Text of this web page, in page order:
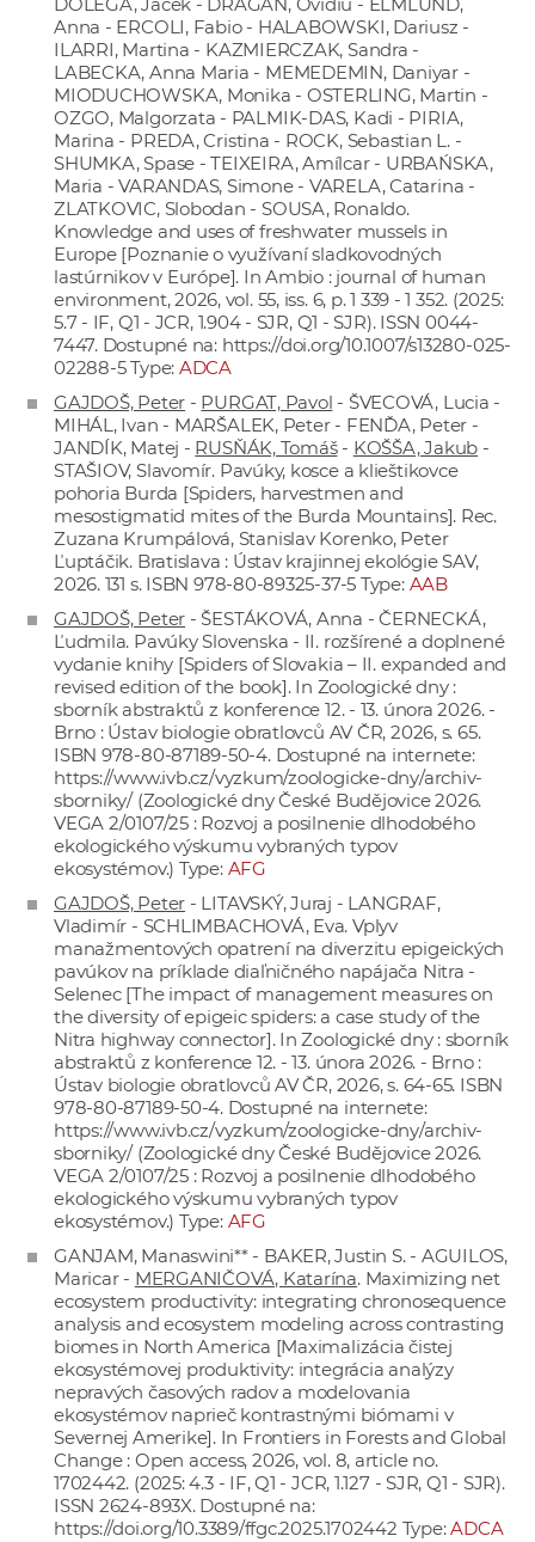
Anna - ERCOLI, Fabio - HALABOWSKI, Dariusz -
ILARRI, Martina - KAZMIERCZAK, Sandra -
LABECKA, Anna Maria - MEMEDEMIN, Daniyar -
MIODUCHOWSKA, Monika - OSTERLING, Martin -
OZGO, Malgorzata - PALMIK-DAS, Kadi - PIRIA,
Marina - PREDA, Cristina - ROCK, Sebastian L. -
SHUMKA, Spase - TEIXEIRA, Amílcar - URBAŃSKA,
Maria - VARANDAS, Simone - VARELA, Catarina -
ZLATKOVIC, Slobodan - SOUSA, Ronaldo.
Knowledge and uses of freshwater mussels in
Europe [Poznanie o využívaní sladkovodných
lastúrnikov v Európe]. In Ambio : journal of human
environment, 2026, vol. 55, iss. 6, p. 1 339 - 1 352. (2025:
5.7 - IF, Q1 - JCR, 1.904 - SJR, Q1 - SJR). ISSN 0044-
7447. Dostupné na: https://doi.org/10.1007/s13280-025-
02288-5Type: ADCA
GAJDOŠ, Peter - PURGAT, Pavol - ŠVECOVÁ, Lucia -
MIHÁL, Ivan - MARŠALEK, Peter - FENĎA, Peter -
JANDÍK, Matej - RUSŇÁK, Tomáš- KOŠŠA, Jakub -
STAŠIOV, Slavomír. Pavúky, kosce a klieštikovce
pohoria Burda [Spiders, harvestmen and
mesostigmatid mites of the Burda Mountains]. Rec.
Zuzana Krumpálová, Stanislav Korenko, Peter
Ľuptáčik. Bratislava : Ústav krajinnej ekológie SAV,
2026. 131 s. ISBN 978-80-89325-37-5 Type: AAB
GAJDOŠ, Peter - ŠESTÁKOVÁ, Anna - ČERNECKÁ,
Ľudmila. Pavúky Slovenska - II. rozšírené a doplnené
vydanie knihy [Spiders of Slovakia – II. expanded and
revised edition of the book]. In Zoologické dny :
sborník abstraktů z konference 12. - 13. února 2026. -
Brno : Ústav biologie obratlovců AV ČR, 2026, s. 65.
ISBN 978-80-87189-50-4. Dostupné na internete:
https://www.ivb.cz/vyzkum/zoologicke-dny/archiv-
sborniky/(Zoologické dny České Budějovice 2026.
VEGA 2/0107/25 : Rozvoj a posilnenie dlhodobého
ekologického výskumu vybraných typov
ekosystémov.) Type: AFG
GAJDOŠ, Peter - LITAVSKÝ, Juraj - LANGRAF,
Vladimír - SCHLIMBACHOVÁ, Eva. Vplyv
manažmentových opatrení na diverzitu epigeických
pavúkov na príklade diaľničného napájača Nitra -
Selenec [The impact of management measures on
the diversity of epigeic spiders: a case study of the
Nitra highway connector]. In Zoologické dny : sborník
abstraktů z konference 12. - 13. února 2026. - Brno :
Ústav biologie obratlovců AV ČR, 2026, s. 64-65. ISBN
978-80-87189-50-4. Dostupné na internete:
https://www.ivb.cz/vyzkum/zoologicke-dny/archiv-
sborniky/(Zoologické dny České Budějovice 2026.
VEGA 2/0107/25 : Rozvoj a posilnenie dlhodobého
ekologického výskumu vybraných typov
ekosystémov.) Type: AFG
GANJAM, Manaswini** - BAKER, Justin S. - AGUILOS,
Maricar - MERGANIČOVÁ, Katarína. Maximizing net
ecosystem productivity: integrating chronosequence
analysis and ecosystem modeling across contrasting
biomes in North America [Maximalizácia čistej
ekosystémovej produktivity: integrácia analýzy
nepravých časových radov a modelovania
ekosystémov naprieč kontrastnými biómami v
Severnej Amerike]. In Frontiers in Forests and Global
Change : Open access, 2026, vol. 8, article no.
1702442. (2025: 4.3 - IF, Q1 - JCR, 1.127 - SJR, Q1 - SJR).
ISSN 2624-893X. Dostupné na:
https://doi.org/10.3389/ffgc.2025.1702442 Type:ADCA